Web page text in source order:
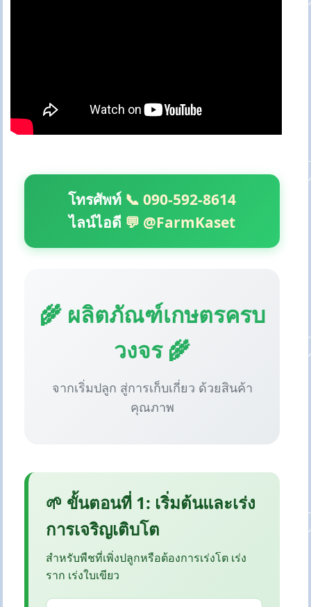
โทรศัพท์ 📞 090-592-8614
ไลน์ไอดี 💬 @FarmKaset
🌾 ผลิตภัณฑ์เกษตรครบ
วงจร 🌾
จากเริ่มปลูก สู่การเก็บเกี่ยว ด้วยสินค้า
คุณภาพ
🌱 ขั้นตอนที่ 1: เริ่มต้นและเร่ง
การเจริญเติบโต
สำหรับพืชที่เพิ่งปลูกหรือต้องการเร่งโต เร่ง
ราก เร่งใบเขียว